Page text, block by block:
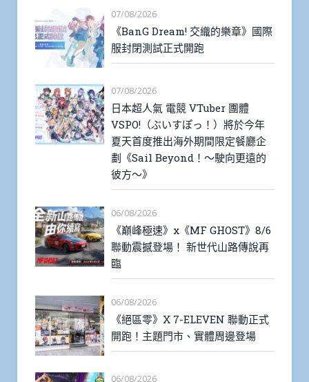
07/08/2026
《BanG Dream! 交織的樂章》國際
服封閉測試正式開跑
07/08/2026
日本超人氣 電競 VTuber 團體
VSPO!（ぶいすぽっ！）將於今年
夏天首度推出海外期間限定餐廳企
劃《Sail Beyond！～駛向更遠的
彼方～》
06/08/2026
《巔峰極速》x《MF GHOST》8/6
聯動震撼登場！ 新世代山路傳說再
臨
06/08/2026
《絕區零》X 7-ELEVEN 聯動正式
開跑！主題門市、實體周邊登場
06/08/2026